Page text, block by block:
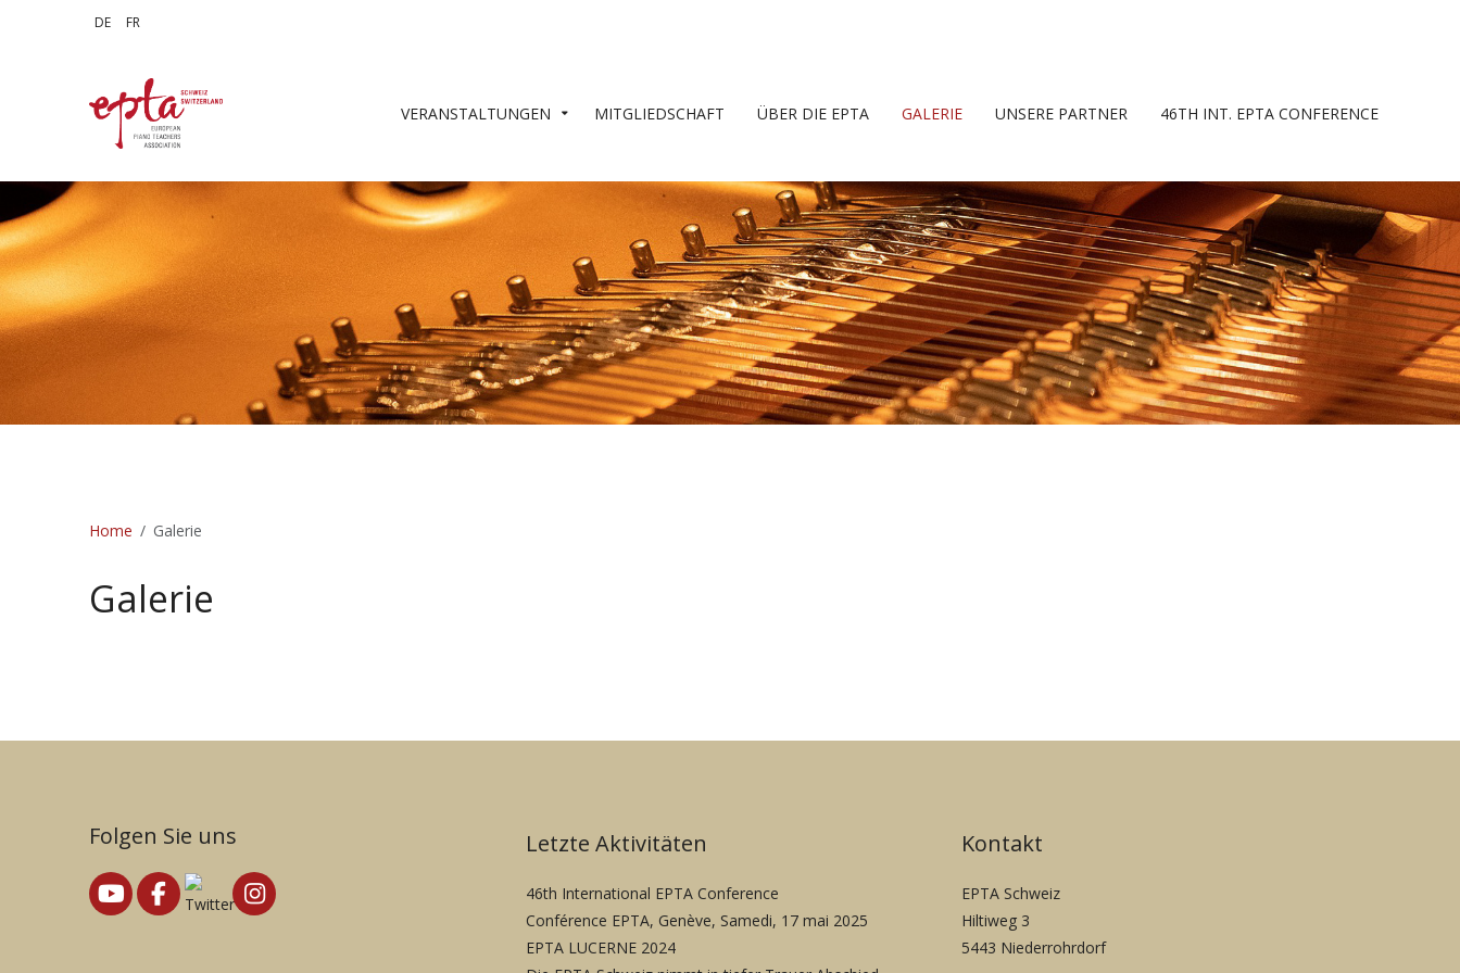
Sprache auswählen
DE FR
VERANSTALTUNGEN MITGLIEDSCHAFT ÜBER DIE EPTA GALERIE UNSERE PARTNER 46TH INT. EPTA CONFERENCE
Home Galerie
Galerie
Folgen Sie uns Letzte Aktivitäten
46th International EPTA Conference
Conférence EPTA, Genève, Samedi, 17 mai 2025
EPTA LUCERNE 2024
Kontakt
EPTA Schweiz
Hiltiweg 3
5443 Niederrohrdorf